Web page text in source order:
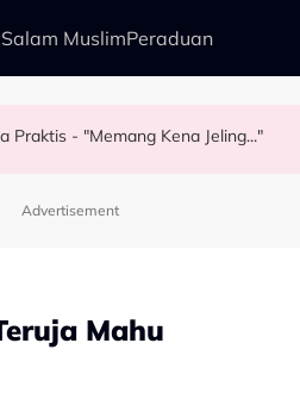
Salam MuslimPeraduan
Too Soon”
Praktis - "Memang Kena Jeling..."
Yang..."
Advertisement
Mahu